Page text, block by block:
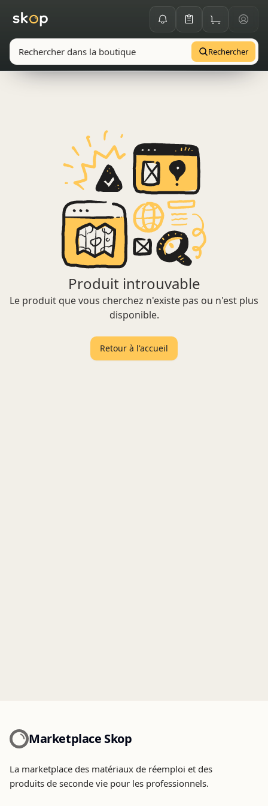
Rechercher
Produit introuvable
Le produit que vous cherchez n'existe pas ou n'est plus
disponible.
Retour à l'accueil
Marketplace Skop
La marketplace des matériaux de réemploi et des
produits de seconde vie pour les professionnels.